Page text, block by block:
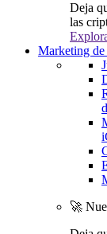
Deja
las
Marketing
🚀